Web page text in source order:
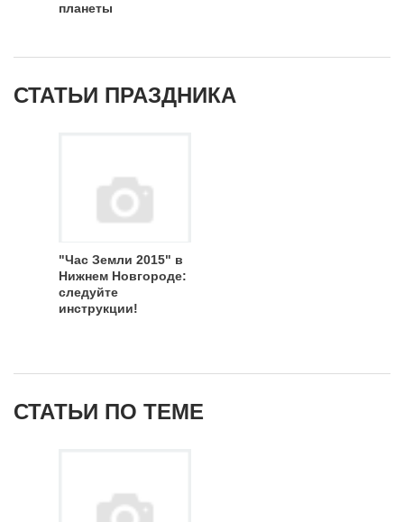
планеты
СТАТЬИ ПРАЗДНИКА
"Час Земли 2015" в
Нижнем Новгороде:
следуйте
инструкции!
СТАТЬИ ПО ТЕМЕ